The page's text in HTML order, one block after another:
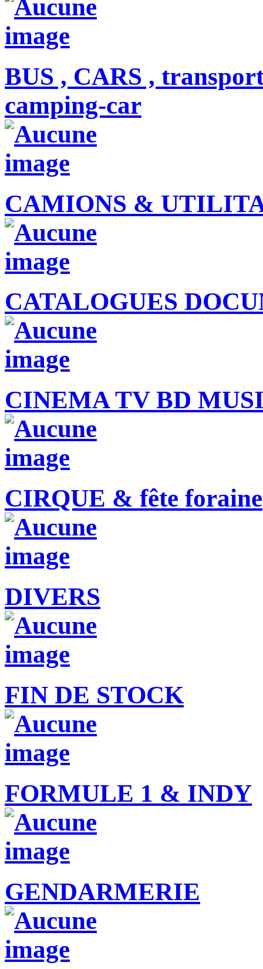
BUS , CARS ,
camping-car
CAMIONS &
CATALOGUES
CINEMA TV BD
CIRQUE & fête foraine
DIVERS
FIN DE STOCK
FORMULE 1 & INDY
GENDARMERIE